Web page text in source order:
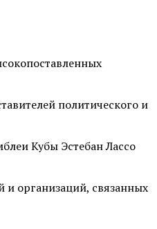
политического и
Кубы Эстебан Лассо
организаций, связанных